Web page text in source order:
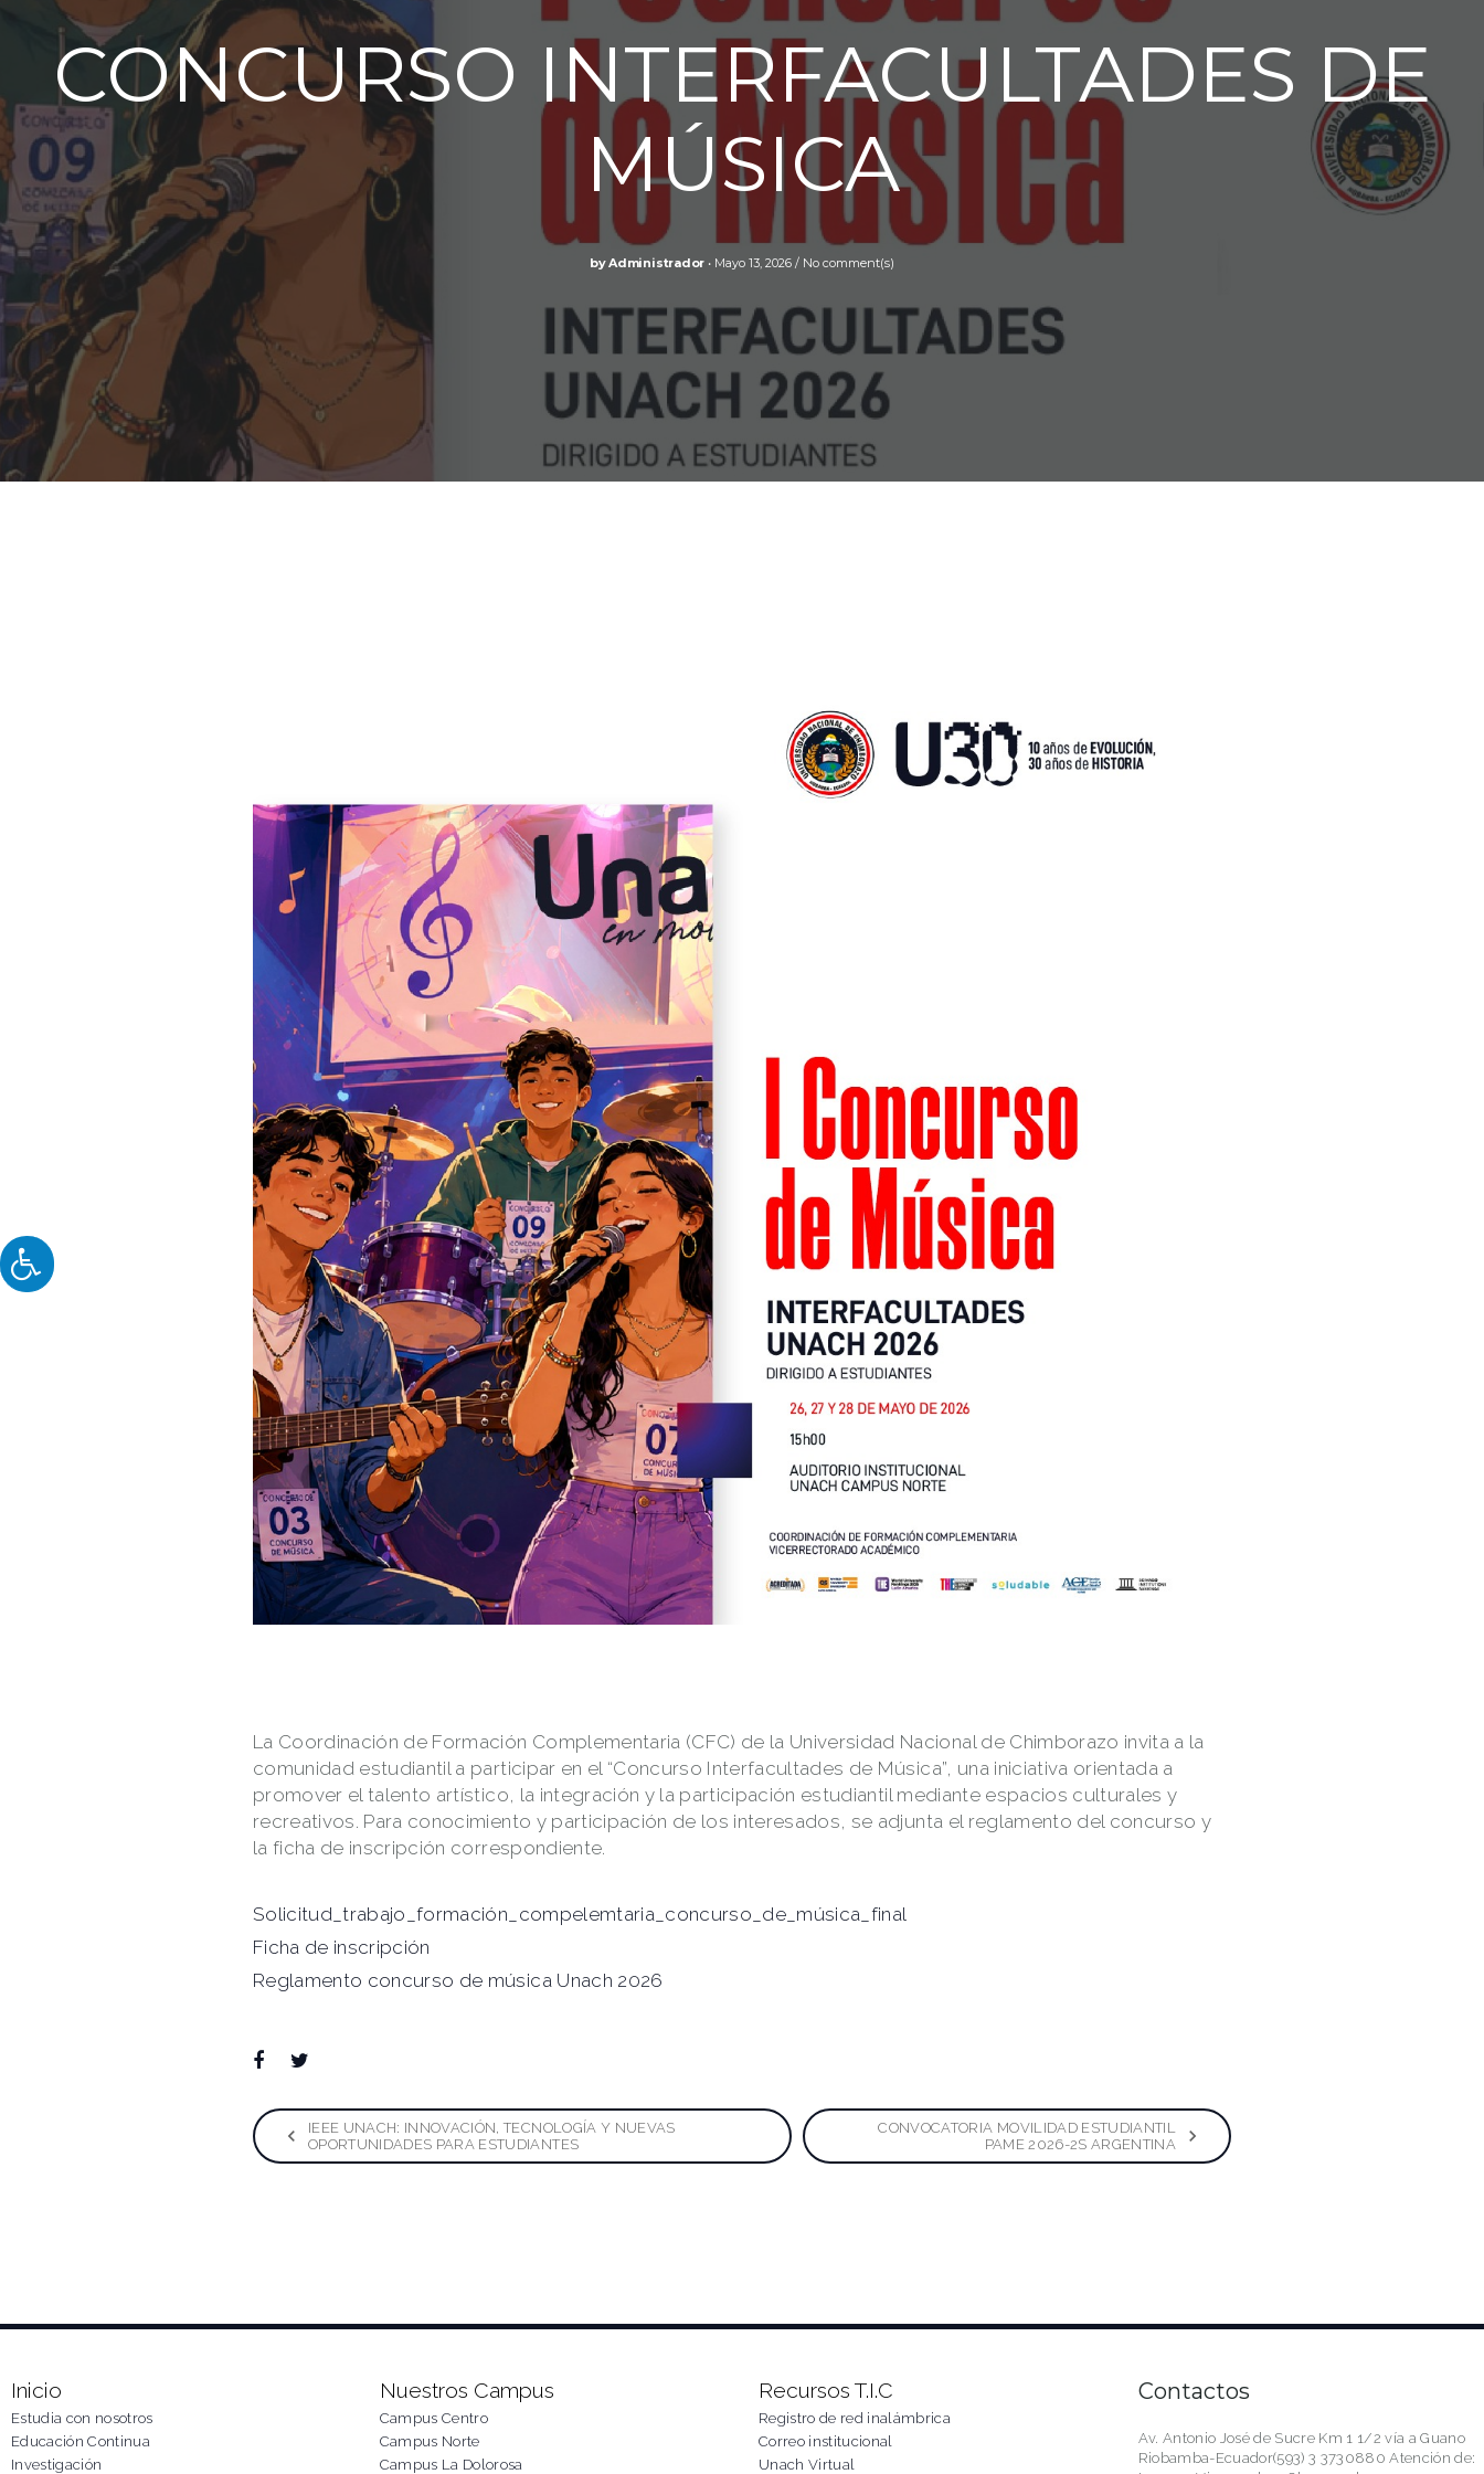
CONCURSO INTERFACULTADES DE
MÚSICA
byAdministrador Mayo 13, 2026 No comment(s)
La Coordinación de Formación Complementaria (CFC) de la Universidad Nacional de Chimborazo invita a la
comunidad estudiantil a participar en el “Concurso Interfacultades de Música”, una iniciativa orientada a
promover el talento artístico, la integración y la participación estudiantil mediante espacios culturales y
recreativos. Para conocimiento y participación de los interesados, se adjunta el reglamento del concurso y
la ficha de inscripción correspondiente.
Solicitud_trabajo_formación_compelemtaria_concurso_de_música_final
Ficha de inscripción
Reglamento concurso de música Unach 2026
Facebook
Navegación
entradas
IEEE UNACH: INNOVACIÓN, TECNOLOGÍA Y NUEVAS
OPORTUNIDADES PARA ESTUDIANTES
CONVOCATORIA MOVILIDAD ESTUDIANTIL
PAME 2026-2S ARGENTINA
Inicio
Estudia con nosotros
Educación Continua
Investigación
Nuestros Campus
Campus Centro
Campus Norte
Campus La Dolorosa
Recursos T.I.C
Registro de red inalámbrica
Correo institucional
Unach Virtual
Contactos
Av. Antonio José de Sucre Km 1 1/2 vía a Guano
Riobamba-Ecuador(593) 3 3730880 Atención de: